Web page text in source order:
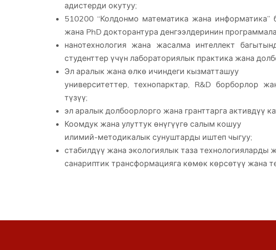
адистерди окутуу;
510200 “Колдонмо математика жана информатика”
жана PhD докторантура денгээлдеринин
нанотехнология жана жасалма интеллект
студенттер үчүн лабораториялык практика жана
Эл аралык жана өлкө ичиндеги кызматташуу
университеттер, технопарктар, R&D борборлор
түзүү;
эл аралык долбоорлорго жана гранттарга активдүү
Коомдук жана улуттук өнүгүүгө салым кошуу
илимий-методикалык сунуштарды иштеп чыгуу;
стабилдүү жана экологиялык таза технологияларды
санариптик трансформацияга көмөк көрсөтүү жана